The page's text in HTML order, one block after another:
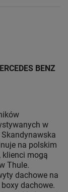
BENZ
w
na polskim
klienci mogą
Thule.
dachowe na
dachowe.